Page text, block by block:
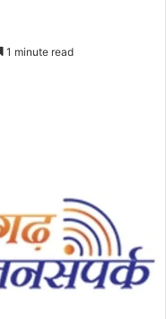
1 minute read